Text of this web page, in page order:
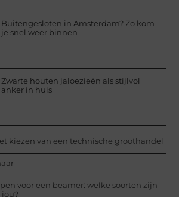
Buitengesloten in Amsterdam? Zo kom
je snel weer binnen
Zwarte houten jaloezieën als stijlvol
anker in huis
kiezen van een technische groothandel
voor een beamer: welke soorten zijn